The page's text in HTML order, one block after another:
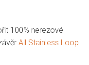
100% nerezové
All Stainless Loop